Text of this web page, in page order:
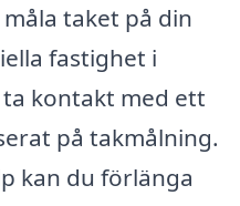
taket på din
fastighet i
kontakt med ett
på takmålning.
kan du förlänga